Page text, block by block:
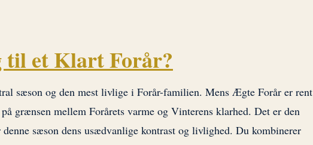
til et Klart Forår?
sæson og den mest livlige i Forår-familien. Mens Ægte Forår er rent
grænsen mellem Forårets varme og Vinterens klarhed. Det er den
sæson dens usædvanlige kontrast og livlighed. Du kombinerer